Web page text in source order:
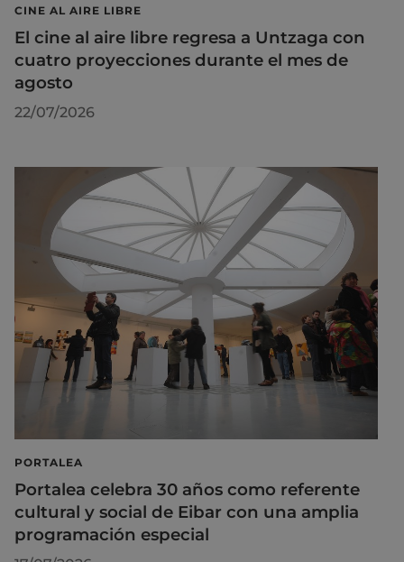
CINE AL AIRE LIBRE
El cine al aire libre regresa a Untzaga con
cuatro proyecciones durante el mes de
agosto
22/07/2026
PORTALEA
Portalea celebra 30 años como referente
cultural y social de Eibar con una amplia
programación especial